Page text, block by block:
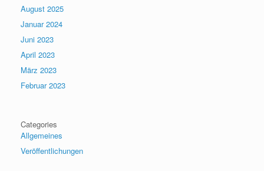
August 2025
Januar 2024
Juni 2023
April 2023
März 2023
Februar 2023
Categories
Allgemeines
Veröffentlichungen